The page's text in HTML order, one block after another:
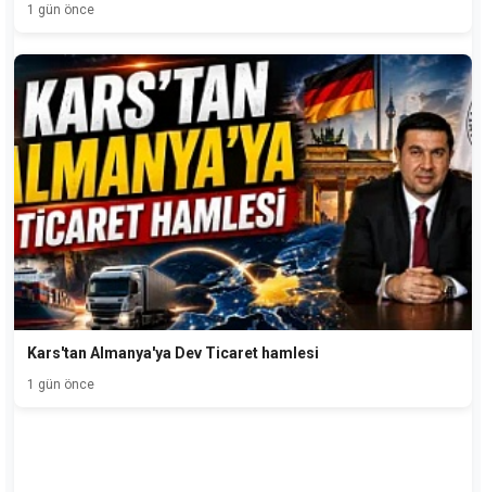
1 gün önce
Kars'tan Almanya'ya Dev Ticaret hamlesi
1 gün önce